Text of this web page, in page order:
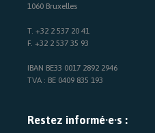
1060 Bruxelles
T. +32 2 537 20 41
F. +32 2 537 35 93
IBAN BE33 0017 2892 2946
TVA : BE 0409 835 193
Restez informé·e·s :